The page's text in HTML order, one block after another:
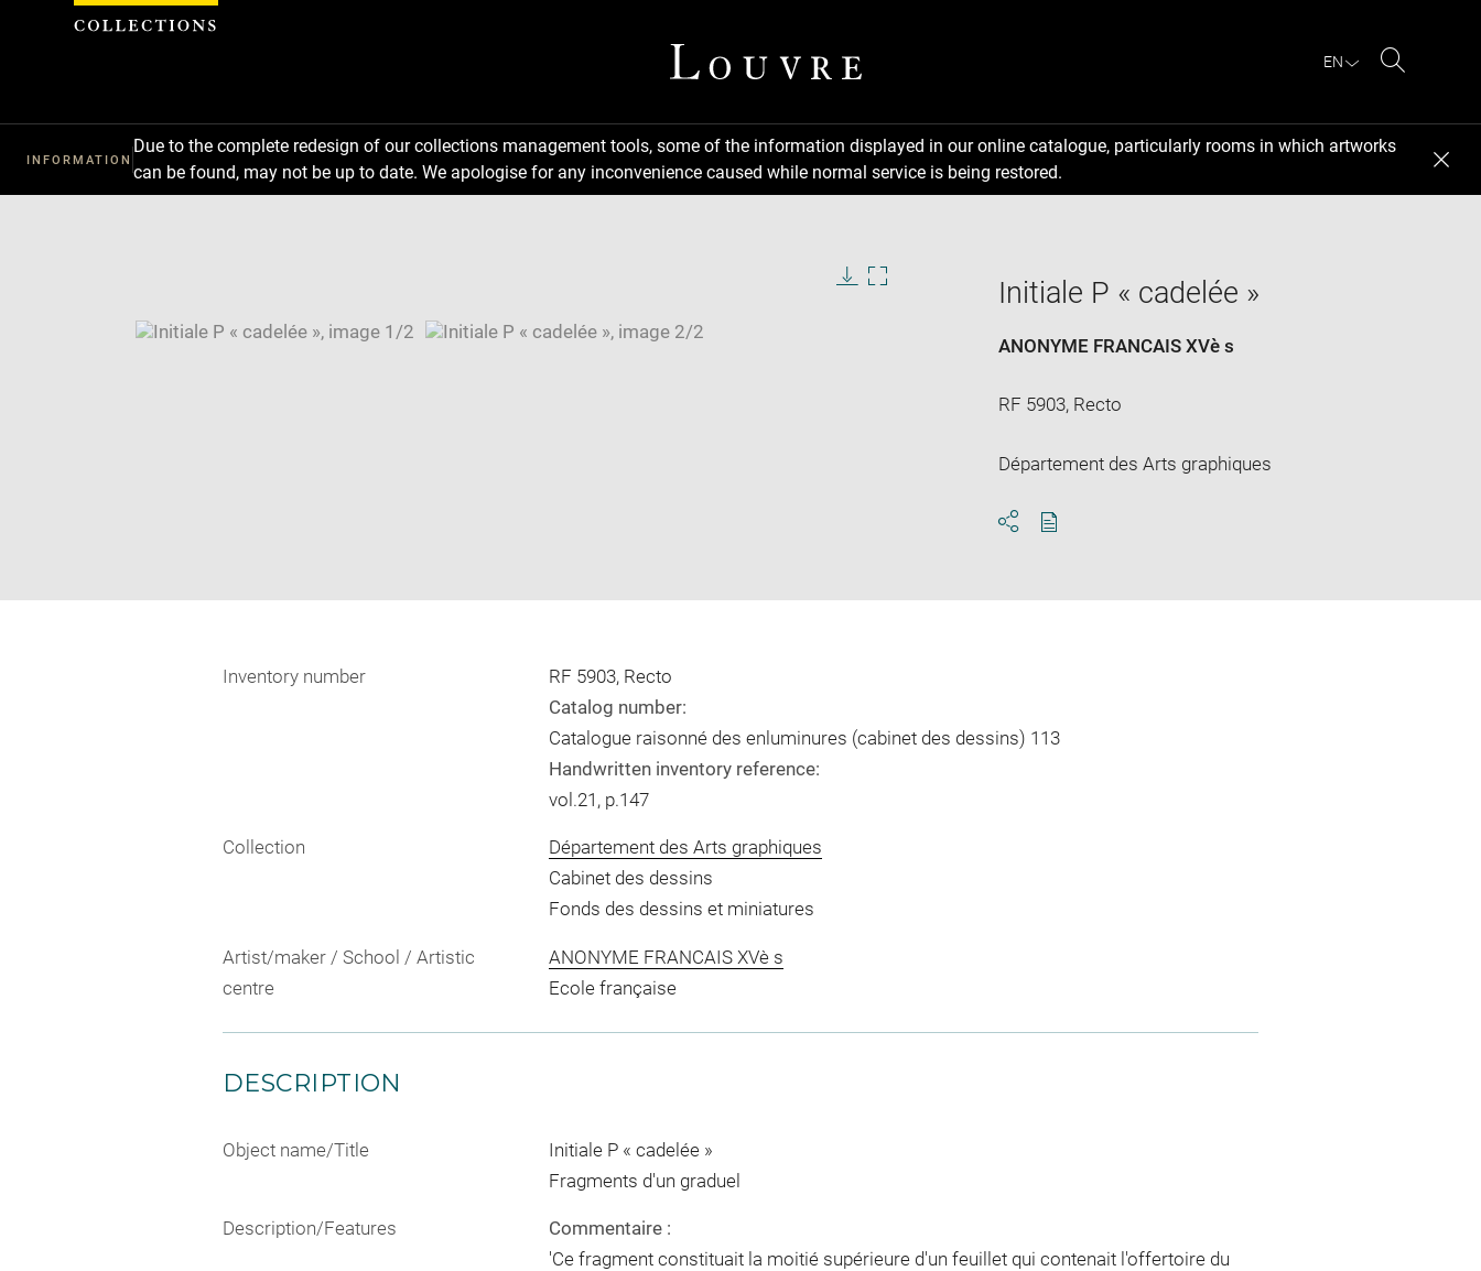
EN
INFORMATION
Due to the complete redesign of our collections management tools, some of the information displayed in our online catalogue, particularly rooms in which artworks
can be found, may not be up to date. We apologise for any inconvenience caused while normal service is being restored.
window
SKIP IMAGE CAROUSEL
Initiale P « cadelée »
ANONYME FRANCAIS XVè s
RF 5903, Recto
Département des Arts graphiques
Inventory number
RF 5903, Recto
Catalog number:
Catalogue raisonné des enluminures (cabinet des dessins) 113
Handwritten inventory reference:
vol.21, p.147
Collection
Département des Arts graphiques
Cabinet des dessins
Fonds des dessins et miniatures
Artist/maker / School / Artistic
centre
ANONYME FRANCAIS XVè s
Ecole française
DESCRIPTION
Object name/Title
Initiale P « cadelée »
Fragments d'un graduel
Description/Features
Commentaire :
'Ce fragment constituait la moitié supérieure d'un feuillet qui contenait l'offertoire du
Cookies management panel